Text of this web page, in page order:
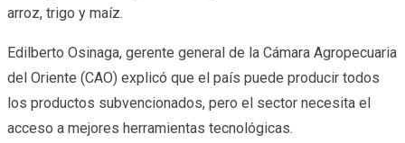
arroz, trigo y maíz.
Edilberto Osinaga, gerente general de la Cámara Agropecuaria
del Oriente (CAO) explicó que el país puede producir todos
los productos subvencionados, pero el sector necesita el
acceso a mejores herramientas tecnológicas.